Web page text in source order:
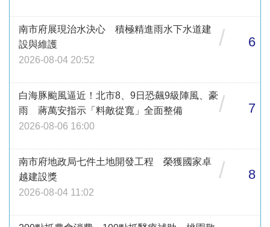
南市府展現治水決心 積極精進雨水下水道建
設與維護
2026-08-04 20:52
/ 6
白海豚颱風逼近！北市8、9日恐飆9級陣風、豪
雨 蔣萬安指示「料敵從寬」全面整備
2026-08-06 16:00
/ 7
南市府地政局七件土地開發工程 榮獲國家卓
越建設獎
2026-08-04 11:02
/ 8